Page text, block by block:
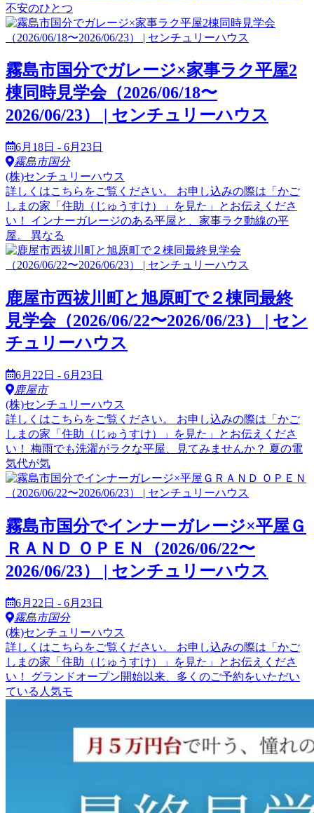
不安のひとつ
霧島市国分でガレージ×家事ラク平屋2
棟同時見学会（2026/06/18〜
2026/06/23） | センチュリーハウス
6月18日 - 6月23日
霧島市国分
(株)センチュリーハウス
詳しくはこちらをご覧ください。 お申し込みの際は「かご
しまの家「住助（じゅうすけ）」を見た」とお伝えくださ
い！ インナーガレージのある平屋と、家事ラク動線の平
屋。 異なる
鹿屋市西祓川町と旭原町で２棟同最終
見学会（2026/06/22〜2026/06/23） | セン
チュリーハウス
6月22日 - 6月23日
鹿屋市
(株)センチュリーハウス
詳しくはこちらをご覧ください。 お申し込みの際は「かご
しまの家「住助（じゅうすけ）」を見た」とお伝えくださ
い！ 梅雨でも洗濯がラクな平屋、見てみませんか？ 夏の電
気代が気
霧島市国分でインナーガレージ×平屋Ｇ
ＲＡＮＤ ＯＰＥＮ（2026/06/22〜
2026/06/23） | センチュリーハウス
6月22日 - 6月23日
霧島市国分
(株)センチュリーハウス
詳しくはこちらをご覧ください。 お申し込みの際は「かご
しまの家「住助（じゅうすけ）」を見た」とお伝えくださ
い！ グランドオープン開始以来、多くのご予約をいただい
ている人気モ